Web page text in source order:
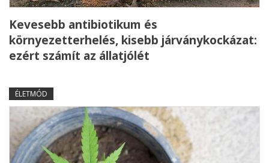
Kevesebb antibiotikum és
környezetterhelés, kisebb járványkockázat:
ezért számít az állatjólét
ÉLETMÓD